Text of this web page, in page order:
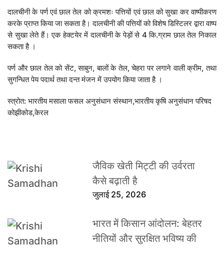
दालचीनी के पर्ण एवं छाल तेल को क्रमशः पत्तियों एवं छाल को सुखा कर वाष्पीकरण
करके प्राप्त किया जा सकता है। दालचीनी की पत्तियों को विशेष डिस्टिलर द्वारा वाष्प
से सुखा लेते हैं। एक हेक्टयेर में दालचीनी के पेड़ों से 4 कि.ग्राम छाल तेल निकाल
सकता है ।
पर्ण और छाल तेल को सेंट, साबुन, बालों के तेल, चेहरा पर लगाने वाली क्रीम, तथा
सुगन्धित पेय पदार्थ तथा दन्त मंजन में उपयोग किया जाता है ।
स्त्रोत: भारतीय मसाला फसल अनुसंधान संस्थान,भारतीय कृषि अनुसंधान परिषद
कोझीकोड,केरल
जैविक खेती मिट्टी की उर्वरता
कैसे बढ़ाती है
जुलाई 25, 2026
भारत में किसान आंदोलन: बेहतर
नीतियों और सुरक्षित भविष्य की